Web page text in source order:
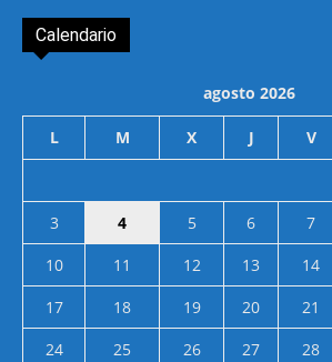
Calendario
agosto 2026
L M X J V
3
4 5 6 7
10
11 12 13 14
17
18 19 20 21
24
25 26 27 28